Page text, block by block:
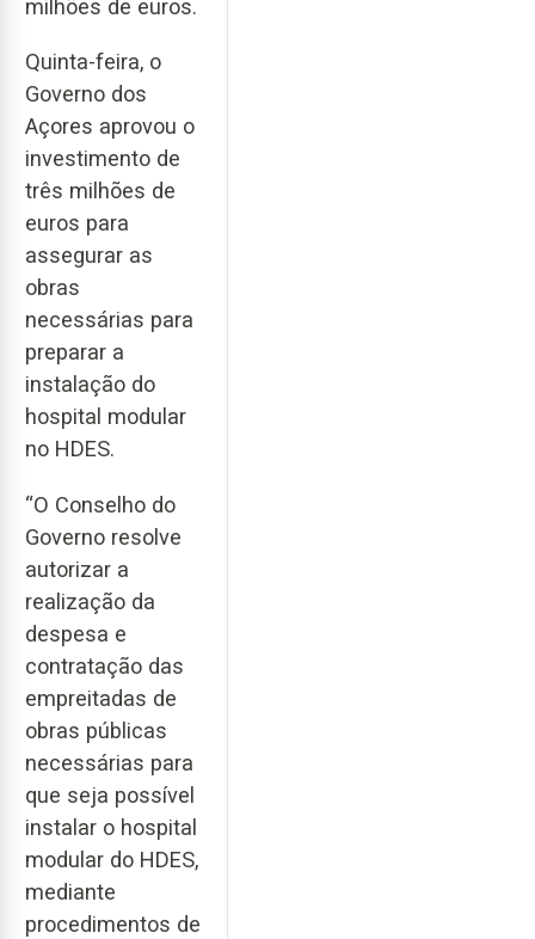
milhões de euros.
Quinta-feira, o
Governo dos
Açores aprovou o
investimento de
três milhões de
euros para
assegurar as
obras
necessárias para
preparar a
instalação do
hospital modular
no HDES.
“O Conselho do
Governo resolve
autorizar a
realização da
despesa e
contratação das
empreitadas de
obras públicas
necessárias para
que seja possível
instalar o hospital
modular do HDES,
mediante
procedimentos de